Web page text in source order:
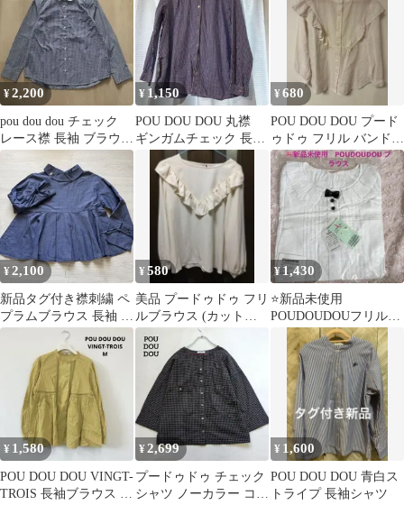
¥2,200
pou dou dou チェック
レース襟 長袖 ブラウス
シャツ プードゥドゥ
¥ 1,150
POU DOU DOU 丸襟
ギンガムチェック 長袖
シャツ 美品
¥680
POU DOU DOU プード
ゥドゥ フリル バンドカ
ラー ブラウス M
¥2,100
新品タグ付き襟刺繍 ペ
プラムブラウス 長袖 イ
ンディゴブルーM
¥580
美品 プードゥドゥ フリ
ルブラウス (カットソ
ーPOU DOU DOU )
¥1,430
⭐️新品未使用
POUDOUDOUフリルブ
ラウス M
¥ 1,580
POU DOU DOU VINGT-
TROIS 長袖ブラウス M
¥2,699
プードゥドゥ チェック
シャツ ノーカラー コッ
¥ 1,600
POU DOU DOU 青白ス
トライプ 長袖シャツ